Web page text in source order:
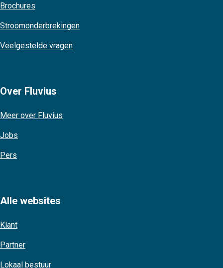
Brochures
Stroomonderbrekingen
Veelgestelde vragen
Over Fluvius
Meer over Fluvius
Jobs
Pers
Alle websites
Klant
Partner
Lokaal bestuur